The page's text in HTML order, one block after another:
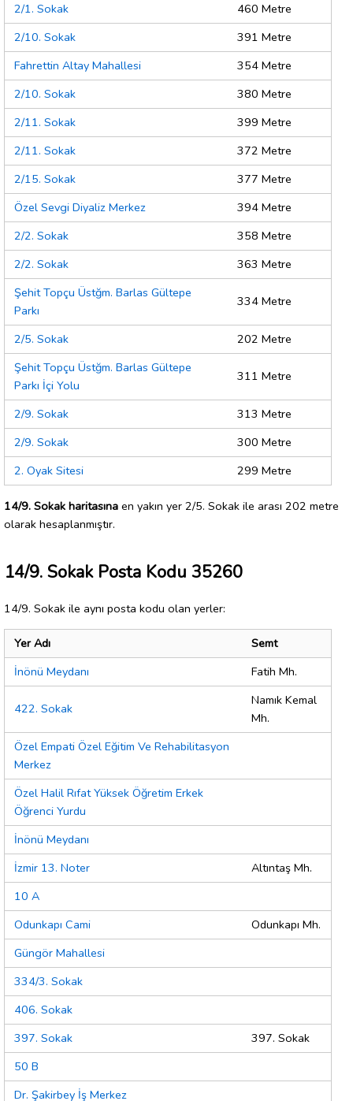
2/1. Sokak
460 Metre
2/10. Sokak
391 Metre
Fahrettin Altay Mahallesi
354 Metre
2/10. Sokak
380 Metre
2/11. Sokak
399 Metre
2/11. Sokak
372 Metre
2/15. Sokak
377 Metre
Özel Sevgi Diyaliz Merkez
394 Metre
2/2. Sokak
358 Metre
2/2. Sokak
363 Metre
Şehit Topçu Üstğm. Barlas Gültepe
Parkı
334 Metre
2/5. Sokak
202 Metre
Şehit Topçu Üstğm. Barlas Gültepe
Parkı İçi Yolu
311 Metre
2/9. Sokak
313 Metre
2/9. Sokak
300 Metre
2. Oyak Sitesi
299 Metre
14/9. Sokak haritasına en yakın yer 2/5. Sokak ile arası 202 metre
olarak hesaplanmıştır.
14/9. Sokak Posta Kodu 35260
14/9. Sokak ile aynı posta kodu olan yerler:
Yer Adı
Semt
İnönü Meydanı
Fatih Mh.
422. Sokak
Namık Kemal
Mh.
Özel Empati Özel Eğitim Ve Rehabilitasyon
Merkez
Özel Halil Rıfat Yüksek Öğretim Erkek
Öğrenci Yurdu
İnönü Meydanı
İzmir 13. Noter
Altıntaş Mh.
10 A
Odunkapı Cami
Odunkapı Mh.
Güngör Mahallesi
334/3. Sokak
406. Sokak
397. Sokak
397. Sokak
50 B
Dr. Şakirbey İş Merkez